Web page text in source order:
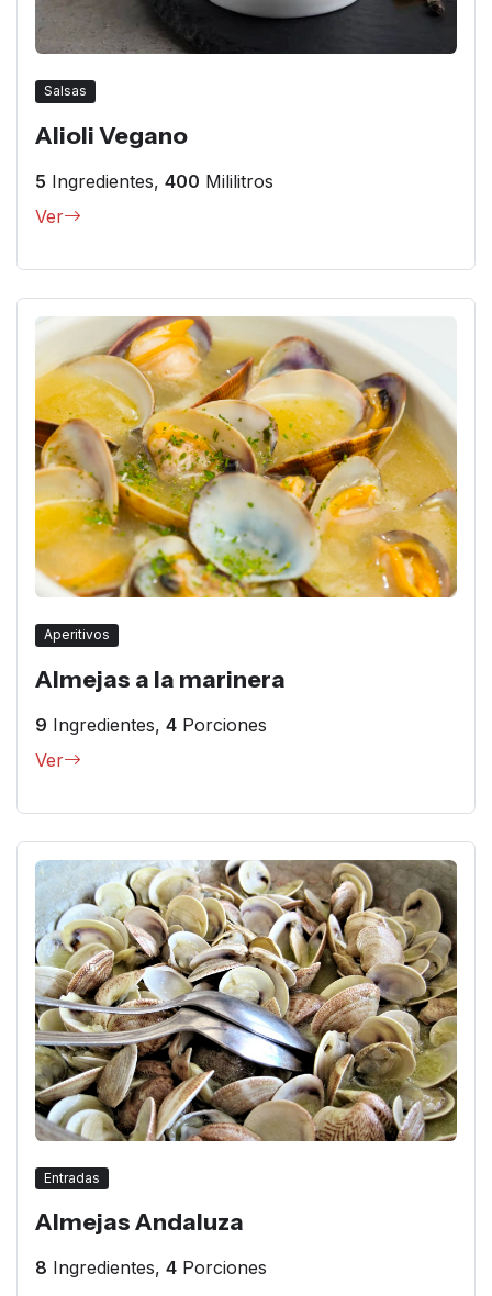
Salsas
Alioli Vegano
5 Ingredientes, 400 Mililitros
Ver
Aperitivos
Almejas a la marinera
9 Ingredientes, 4 Porciones
Ver
Entradas
Almejas Andaluza
8 Ingredientes, 4 Porciones